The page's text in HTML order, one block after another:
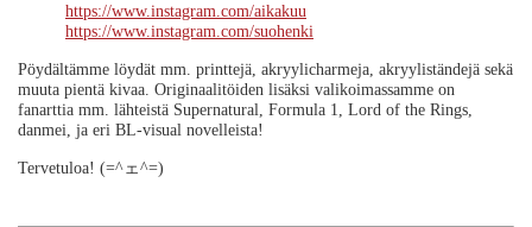
https://www.instagram.com/aikakuu
https://www.instagram.com/suohenki
Pöydältämme löydät mm. printtejä, akryylicharmeja, akryyliständejä sekä
muuta pientä kivaa. Originaalitöiden lisäksi valikoimassamme on
fanarttia mm. lähteistä Supernatural, Formula 1, Lord of the Rings,
danmei, ja eri BL-visual novelleista!
Tervetuloa! (=^ェ^=)